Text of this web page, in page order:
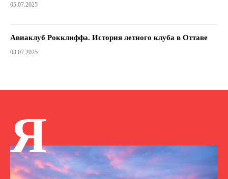
05.07.2025
Авиаклуб Рокклиффа. История летного клуба в Оттаве
03.07.2025
Я